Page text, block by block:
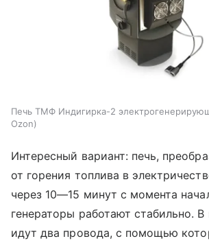
Печь ТМФ Индигирка-2
Ozon
Интересный вариант: печь,
от горения топлива в
через 10—15 минут с момента
генераторы работают стабильно. В
идут два провода, с помощью